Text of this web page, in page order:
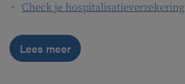
Check je hospitalisatieverzekering
Lees meer